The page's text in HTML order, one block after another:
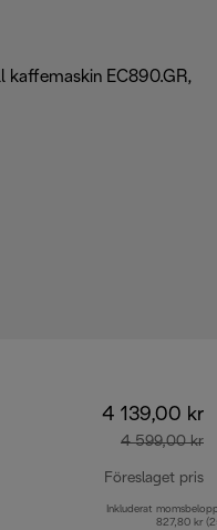
4 139,00 kr
4 599,00 kr
Föreslaget pris
Inkluderat
827,80 kr